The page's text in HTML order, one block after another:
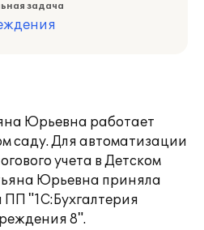
задача
Юрьевна работает
саду. Для автоматизации
учета в Детском
Юрьевна приняла
"1С:Бухгалтерия
8".